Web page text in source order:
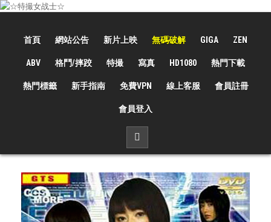
Skip
首頁 網站公告 新片上映 無碼破解 GIGA ZEN
ABV 格鬥/摔跤 特撮 寫真 HD1080 熱門下載
熱門標籤 新手指南 免費VPN 線上客服 會員註冊
會員登入